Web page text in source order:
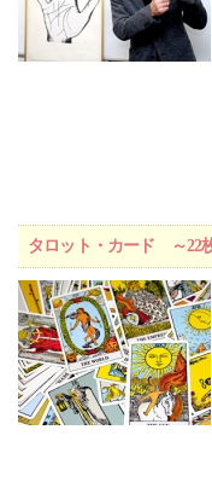
タロット・カード ～22